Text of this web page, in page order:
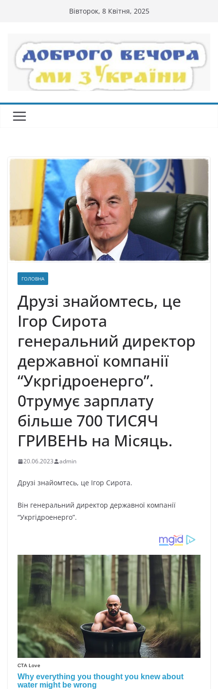
Вівторок, 8 Квітня, 2025
ГОЛОВНА
Друзі знайомтесь, це
Ігор Сирота
генеральний директор
державної компанії
“Укргідроенерго”.
0трумує зарплату
більше 700 ТИСЯЧ
ГРИВЕНЬ на Місяць.
20.06.2023 admin
Друзі знайомтесь, це Ігор Сирота.
Він генеральний директор державної компанії
“Укргідроенерго”.